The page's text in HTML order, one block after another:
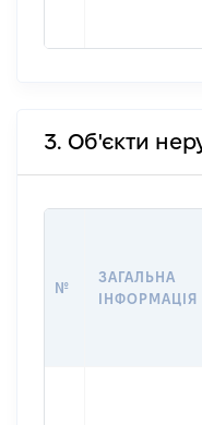
3. Об'єкти
№
ЗАГАЛЬНА
ІНФОРМАЦІЯ